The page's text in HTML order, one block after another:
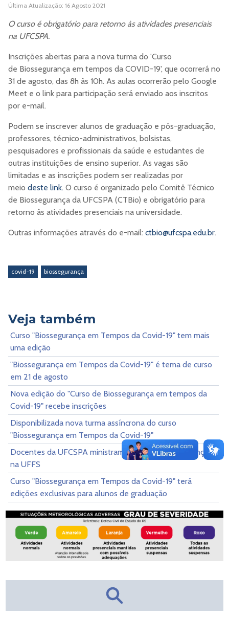
Última Atualização: 16 Agosto 2021
O curso é obrigatório para retorno às atividades presenciais
na UFCSPA.
Inscrições abertas para a nova turma do 'Curso
de Biossegurança em tempos da COVID-19', que ocorrerá no
31 de agosto, das 8h às 10h. As aulas ocorrerão pelo Google
Meet e o link para participação será enviado aos inscritos
por e-mail.
Podem se inscrever alunos de graduação e pós-graduação,
professores, técnico-administrativos, bolsistas,
pesquisadores e profissionais da saúde e estudantes de
outras instituições de ensino superior. As vagas são
limitadas e as inscrições podem ser realizadas por
meio deste link. O curso é organizado pelo Comitê Técnico
de Biossegurança da UFCSPA (CTBio) e obrigatório para
retorno às atividades presenciais na universidade.
Outras informações através do e-mail: ctbio@ufcspa.edu.br.
covid-19 biossegurança
Veja também
Curso "Biossegurança em Tempos da Covid-19" tem mais
uma edição
"Biossegurança em Tempos da Covid-19" é tema de curso
em 21 de agosto
Nova edição do "Curso de Biossegurança em tempos da
Covid-19" recebe inscrições
Disponibilizada nova turma assíncrona do curso
"Biossegurança em Tempos da Covid-19"
Docentes da UFCSPA ministram curso de Biossegurança
na UFFS
Curso "Biossegurança em Tempos da Covid-19" terá
edições exclusivas para alunos de graduação